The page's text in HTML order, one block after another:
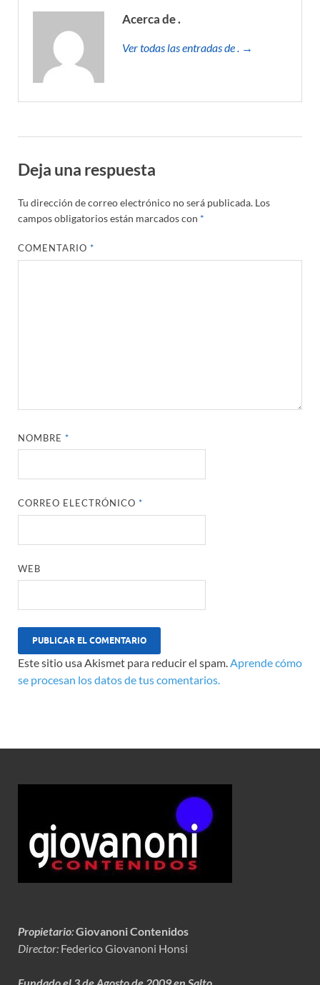
Acerca de .
Ver todas las entradas de . →
Deja una respuesta
Tu dirección de correo electrónico no será publicada. Los
campos obligatorios están marcados con *
COMENTARIO*
NOMBRE*
CORREO ELECTRÓNICO*
WEB
Este sitio usa Akismet para reducir el spam.Aprende cómo
se procesan los datos de tus comentarios.
Propietario:Giovanoni Contenidos
Director: Federico Giovanoni Honsi